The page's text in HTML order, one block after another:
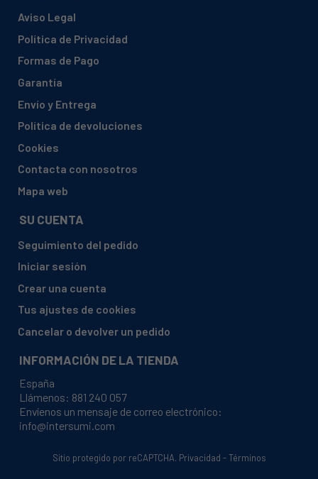
Aviso Legal
Política de Privacidad
Formas de Pago
Garantía
Envío y Entrega
Política de devoluciones
Cookies
Contacta con nosotros
Mapa web
SU CUENTA
Seguimiento del pedido
Iniciar sesión
Crear una cuenta
Tus ajustes de cookies
Cancelar o devolver un pedido
INFORMACIÓN DE LA TIENDA
España
Llámenos: 881 240 057
Envíenos un mensaje de correo electrónico:
info@intersumi.com
Sitio protegido por reCAPTCHA. Privacidad -Términos